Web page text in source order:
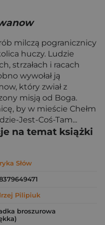
milczą pogranicznicy
huczy. Ludzie
strzałach i racach
wywołał ją
który zwiał z
misją od Boga.
by w mieście Chełm
Jest-Coś-Tam...
na temat książki
Słów
Pilipiuk
broszurowa